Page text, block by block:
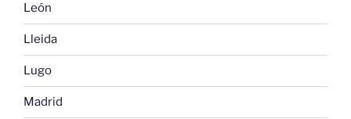
León
Lleida
Lugo
Madrid